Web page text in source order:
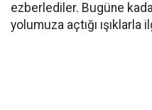
ezberlediler. Bugüne
yolumuza açtığı